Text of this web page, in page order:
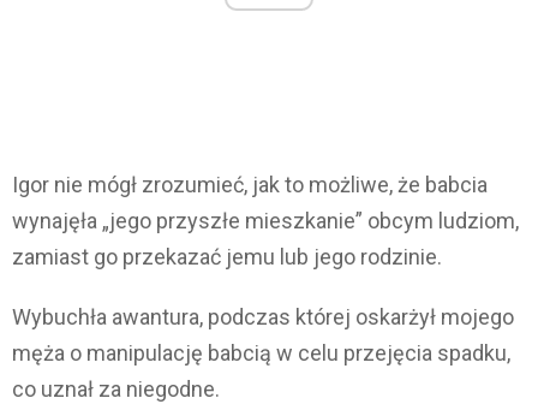
Igor nie mógł zrozumieć, jak to możliwe, że babcia
wynajęła „jego przyszłe mieszkanie” obcym ludziom,
zamiast go przekazać jemu lub jego rodzinie.
Wybuchła awantura, podczas której oskarżył mojego
męża o manipulację babcią w celu przejęcia spadku,
co uznał za niegodne.